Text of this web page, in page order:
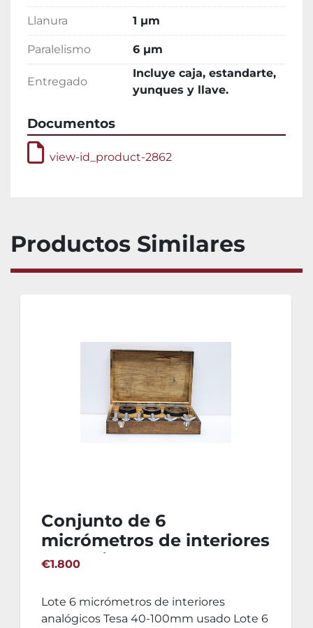
Llanura 1 µm
Paralelismo 6 µm
Entregado
Incluye caja, estandarte,
yunques y llave.
Documentos
view-id_product-2862
Productos Similares
Conjunto de 6
micrómetros de interiores
analógicos Tesa 40-
€1.800
Lote 6 micrómetros de interiores
analógicos Tesa 40-100mm usado Lote 6